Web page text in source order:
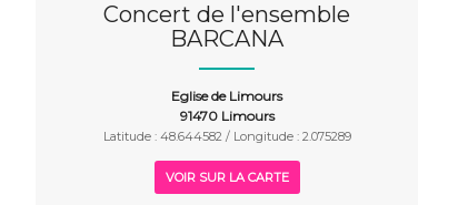
Concert de l'ensemble
BARCANA
Eglise de Limours
91470 Limours
Latitude : 48.644582 / Longitude : 2.075289
VOIR SUR LA CARTE